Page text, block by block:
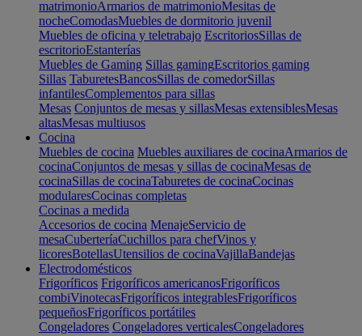
matrimonioArmarios de matrimonioMesitas de
nocheComodasMuebles de dormitorio juvenil
Muebles de oficina y teletrabajo EscritoriosSillas de
escritorioEstanterías
Muebles de Gaming Sillas gamingEscritorios gaming
Sillas TaburetesBancosSillas de comedorSillas
infantilesComplementos para sillas
Mesas Conjuntos de mesas y sillasMesas extensiblesMesas
altasMesas multiusos
Cocina
Muebles de cocina Muebles auxiliares de cocinaArmarios de
cocinaConjuntos de mesas y sillas de cocinaMesas de
cocinaSillas de cocinaTaburetes de cocinaCocinas
modularesCocinas completas
Cocinas a medida
Accesorios de cocina MenajeServicio de
mesaCuberteríaCuchillos para chefVinos y
licoresBotellasUtensilios de cocinaVajillaBandejas
Electrodomésticos
Frigoríficos Frigoríficos americanosFrigoríficos
combiVinotecasFrigoríficos integrablesFrigoríficos
pequeñosFrigoríficos portátiles
Congeladores Congeladores verticalesCongeladores